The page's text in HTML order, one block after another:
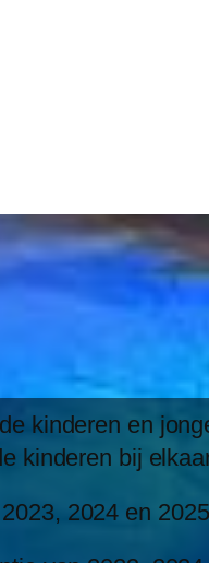
kinderen en
kinderen bij
2024 en